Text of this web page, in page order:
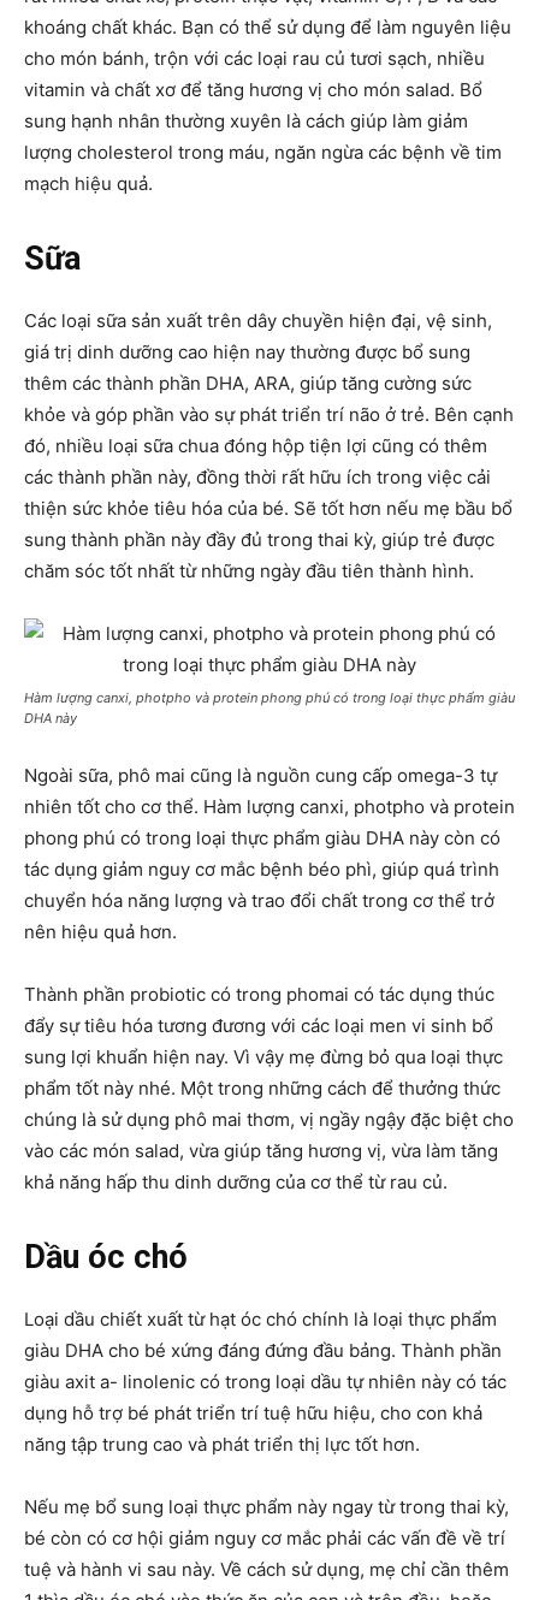
khoáng chất khác. Bạn có thể sử dụng để làm nguyên liệu
cho món bánh, trộn với các loại rau củ tươi sạch, nhiều
vitamin và chất xơ để tăng hương vị cho món salad. Bổ
sung hạnh nhân thường xuyên là cách giúp làm giảm
lượng cholesterol trong máu, ngăn ngừa các bệnh về tim
mạch hiệu quả.
Sữa
Các loại sữa sản xuất trên dây chuyền hiện đại, vệ sinh,
giá trị dinh dưỡng cao hiện nay thường được bổ sung
thêm các thành phần DHA, ARA, giúp tăng cường sức
khỏe và góp phần vào sự phát triển trí não ở trẻ. Bên cạnh
đó, nhiều loại sữa chua đóng hộp tiện lợi cũng có thêm
các thành phần này, đồng thời rất hữu ích trong việc cải
thiện sức khỏe tiêu hóa của bé. Sẽ tốt hơn nếu mẹ bầu bổ
sung thành phần này đầy đủ trong thai kỳ, giúp trẻ được
chăm sóc tốt nhất từ những ngày đầu tiên thành hình.
Hàm lượng canxi, photpho và protein phong phú có trong loại thực phẩm giàu
DHA này
Ngoài sữa, phô mai cũng là nguồn cung cấp omega-3 tự
nhiên tốt cho cơ thể. Hàm lượng canxi, photpho và protein
phong phú có trong loại thực phẩm giàu DHA này còn có
tác dụng giảm nguy cơ mắc bệnh béo phì, giúp quá trình
chuyển hóa năng lượng và trao đổi chất trong cơ thể trở
nên hiệu quả hơn.
Thành phần probiotic có trong phomai có tác dụng thúc
đẩy sự tiêu hóa tương đương với các loại men vi sinh bổ
sung lợi khuẩn hiện nay. Vì vậy mẹ đừng bỏ qua loại thực
phẩm tốt này nhé. Một trong những cách để thưởng thức
chúng là sử dụng phô mai thơm, vị ngầy ngậy đặc biệt cho
vào các món salad, vừa giúp tăng hương vị, vừa làm tăng
khả năng hấp thu dinh dưỡng của cơ thể từ rau củ.
Dầu óc chó
Loại dầu chiết xuất từ hạt óc chó chính là loại thực phẩm
giàu DHA cho bé xứng đáng đứng đầu bảng. Thành phần
giàu axit a- linolenic có trong loại dầu tự nhiên này có tác
dụng hỗ trợ bé phát triển trí tuệ hữu hiệu, cho con khả
năng tập trung cao và phát triển thị lực tốt hơn.
Nếu mẹ bổ sung loại thực phẩm này ngay từ trong thai kỳ,
bé còn có cơ hội giảm nguy cơ mắc phải các vấn đề về trí
tuệ và hành vi sau này. Về cách sử dụng, mẹ chỉ cần thêm